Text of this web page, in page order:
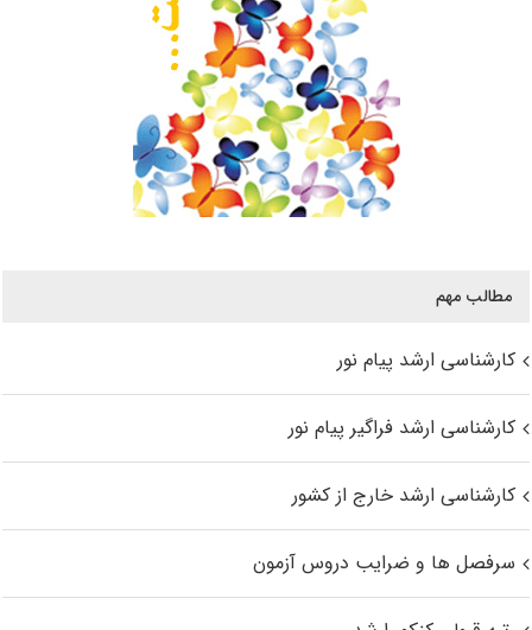
مطالب مهم
کارشناسی ارشد پیام نور
کارشناسی ارشد فراگیر پیام نور
کارشناسی ارشد خارج از کشور
سرفصل ها و ضرایب دروس آزمون